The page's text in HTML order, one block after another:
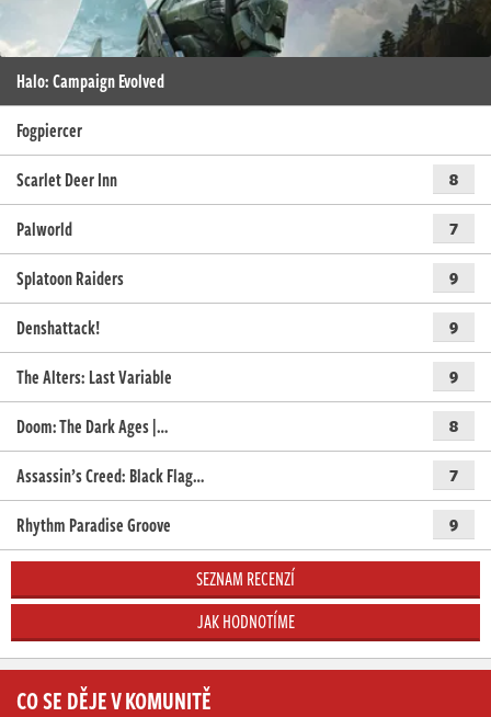
Halo: Campaign Evolved
Fogpiercer
Scarlet Deer Inn
8
Palworld 7
Splatoon Raiders 9
Denshattack! 9
The Alters: Last Variable 9
Doom: The Dark Ages |… 8
Assassin’s Creed: Black Flag… 7
Rhythm Paradise Groove 9
SEZNAM RECENZÍ
JAK HODNOTÍME
CO SE DĚJE V KOMUNITĚ